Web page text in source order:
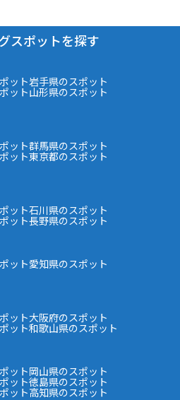
スポットを探す
ット岩手県のスポット
ット山形県のスポット
ット群馬県のスポット
ット東京都のスポット
ット石川県のスポット
ット長野県のスポット
ット愛知県のスポット
ット大阪府のスポット
ット和歌山県のスポット
ット岡山県のスポット
ット徳島県のスポット
ット高知県のスポット